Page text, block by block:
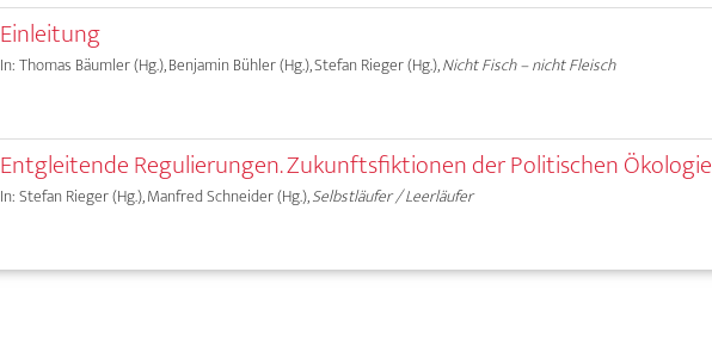
Einleitung
In: Thomas Bäumler (Hg.), Benjamin Bühler (Hg.), Stefan Rieger (Hg.),Nicht Fisch – nicht Fleisch
Entgleitende Regulierungen. Zukunftsfiktionen der Politischen Ökologie
In: Stefan Rieger (Hg.), Manfred Schneider (Hg.),Selbstläufer / Leerläufer